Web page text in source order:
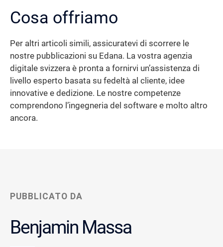
Cosa offriamo
Per altri articoli simili, assicuratevi di scorrere le
nostre pubblicazioni su Edana. La vostra agenzia
digitale svizzera è pronta a fornirvi un’assistenza di
livello esperto basata su fedeltà al cliente, idee
innovative e dedizione. Le nostre competenze
comprendono l’ingegneria del software e molto altro
ancora.
PUBBLICATO DA
Benjamin Massa